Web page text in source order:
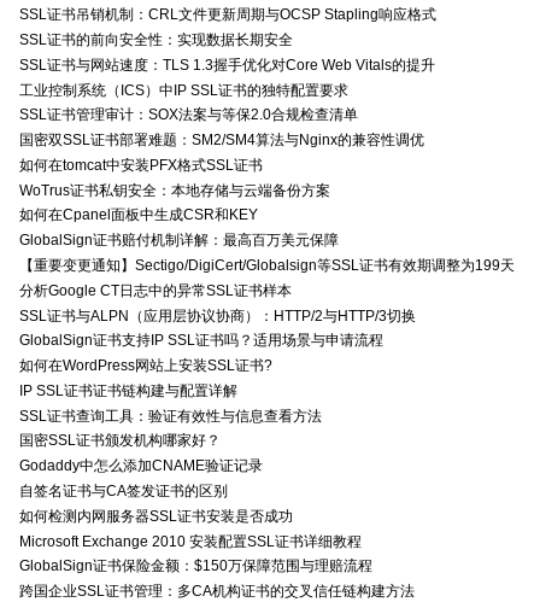
SSL证书吊销机制：CRL文件更新周期与OCSP Stapling响应格式
SSL证书的前向安全性：实现数据长期安全
SSL证书与网站速度：TLS 1.3握手优化对Core Web Vitals的提升
工业控制系统（ICS）中IP SSL证书的独特配置要求
SSL证书管理审计：SOX法案与等保2.0合规检查清单
国密双SSL证书部署难题：SM2/SM4算法与Nginx的兼容性调优
如何在tomcat中安装PFX格式SSL证书
WoTrus证书私钥安全：本地存储与云端备份方案
如何在Cpanel面板中生成CSR和KEY
GlobalSign证书赔付机制详解：最高百万美元保障
【重要变更通知】Sectigo/DigiCert/Globalsign等SSL证书有效期调整为199天
分析Google CT日志中的异常SSL证书样本
SSL证书与ALPN（应用层协议协商）：HTTP/2与HTTP/3切换
GlobalSign证书支持IP SSL证书吗？适用场景与申请流程
如何在WordPress网站上安装SSL证书?
IP SSL证书证书链构建与配置详解
SSL证书查询工具：验证有效性与信息查看方法
国密SSL证书颁发机构哪家好？
Godaddy中怎么添加CNAME验证记录
自签名证书与CA签发证书的区别
如何检测内网服务器SSL证书安装是否成功
Microsoft Exchange 2010 安装配置SSL证书详细教程
GlobalSign证书保险金额：$150万保障范围与理赔流程
跨国企业SSL证书管理：多CA机构证书的交叉信任链构建方法